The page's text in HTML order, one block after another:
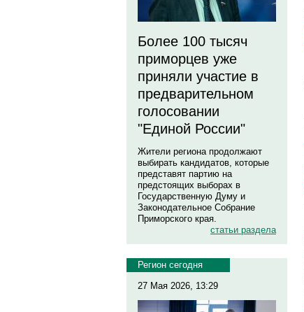
Более 100 тысяч
приморцев уже
приняли участие в
предварительном
голосовании
"Единой России"
Жители региона продолжают
выбирать кандидатов, которые
представят партию на
предстоящих выборах в
Государственную Думу и
Законодательное Собрание
Приморского края.
статьи раздела
Регион сегодня
27 Мая 2026, 13:29